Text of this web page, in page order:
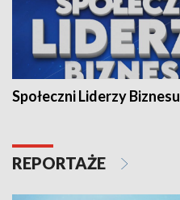
Społeczni Liderzy Biznesu
REPORTAŻE